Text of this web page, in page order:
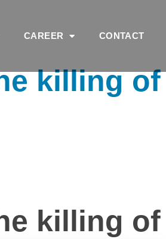
CAREER CONTACT
killing of
killing of